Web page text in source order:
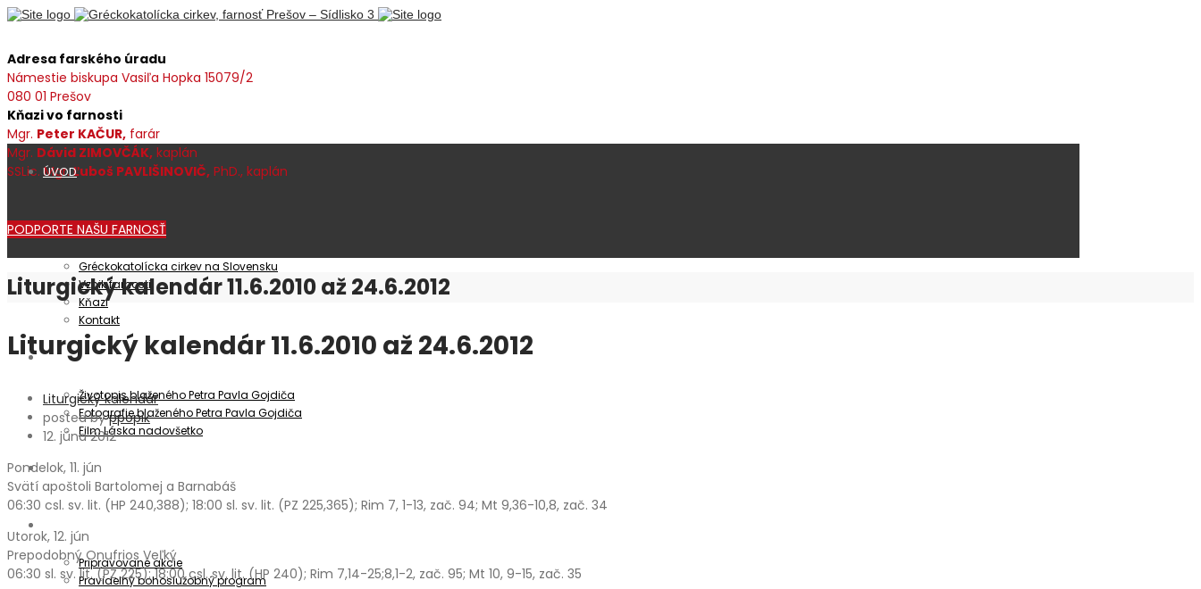
Adresa farského úradu
Námestie biskupa Vasiľa Hopka 15079/2
080 01 Prešov
Kňazi vo farnosti
Mgr. Peter KAČUR, farár
Mgr. Dávid ZIMOVČÁK, kaplán
SSLic. Mgr.Ľuboš PAVLIŠINOVIČ, PhD., kaplán
ÚVOD
Farnosť
Gréckokatolícka cirkev na Slovensku
Vznik farnosti
Kňazi
Kontakt
Patrocínium
Životopis blaženého Petra Pavla Gojdiča
Fotografie blaženého Petra Pavla Gojdiča
Film Láska nadovšetko
Aktuality
Pripravované akcie
Pravidelný bohoslužobný program
PODPORTE NAŠU FARNOSŤ
Liturgický kalendár 11.6.2010 až 24.6.2012
Liturgický kalendár 11.6.2010 až 24.6.2012
Liturgický kalendár
posted byppopik
12. júna 2012
Pondelok, 11. jún
Svätí apoštoli Bartolomej a Barnabáš
06:30 csl. sv. lit. (HP 240,388); 18:00 sl. sv. lit. (PZ 225,365); Rim 7, 1-13, zač. 94; Mt 9,36-10,8, zač. 34
Utorok, 12. jún
Prepodobný Onufrios Veľký
06:30 sl. sv. lit. (PZ 225); 18:00 csl. sv. lit. (HP 240); Rim 7,14-25;8,1-2, zač. 95; Mt 10, 9-15, zač. 35